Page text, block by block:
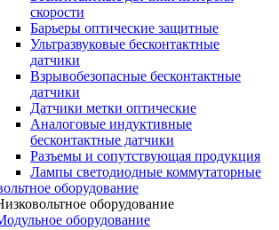
скорости
Барьеры оптические защитные
Ультразвуковые бесконтактные
датчики
Взрывобезопасные бесконтактные
датчики
Датчики метки оптические
Аналоговые индуктивные
бесконтактные датчики
Разъемы и сопутствующая продукция
Лампы светодиодные коммутаторные
оборудование
оборудование
оборудование